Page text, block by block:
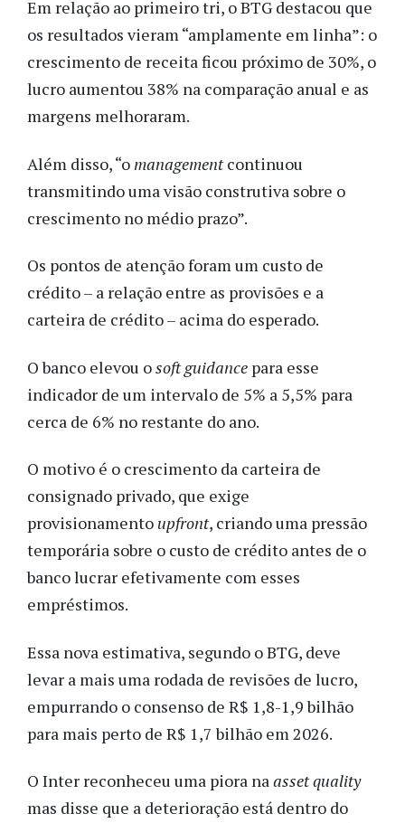
Em relação ao primeiro tri, o BTG destacou que
os resultados vieram “amplamente em linha”: o
crescimento de receita ficou próximo de 30%, o
lucro aumentou 38% na comparação anual e as
margens melhoraram.
Além disso, “omanagementcontinuou
transmitindo uma visão construtiva sobre o
crescimento no médio prazo”.
Os pontos de atenção foram um custo de
crédito – a relação entre as provisões e a
carteira de crédito – acima do esperado.
O banco elevou osoft guidance para esse
indicador de um intervalo de 5% a 5,5% para
cerca de 6% no restante do ano.
O motivo é o crescimento da carteira de
consignado privado, que exige
provisionamento upfront, criando uma pressão
temporária sobre o custo de crédito antes de o
banco lucrar efetivamente com esses
empréstimos.
Essa nova estimativa, segundo o BTG, deve
levar a mais uma rodada de revisões de lucro,
empurrando o consenso de R$ 1,8-1,9 bilhão
para mais perto de R$ 1,7 bilhão em 2026.
O Inter reconheceu uma piora naasset quality
mas disse que a deterioração está dentro do